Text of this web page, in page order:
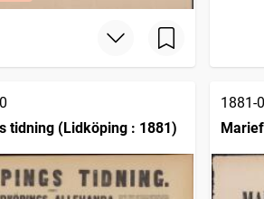
tidning (Lidköping : 1881)
1881-